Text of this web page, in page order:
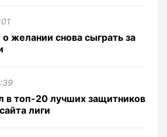
о желании снова сыграть за
в топ-20 лучших защитников
лиги